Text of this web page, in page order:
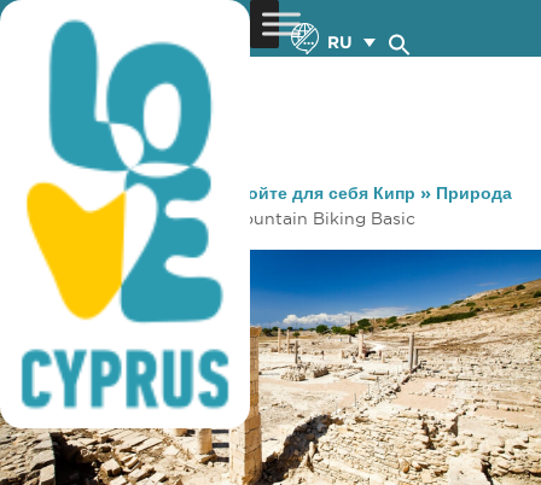
RU
You are here: Home »Откройте для себя Кипр » Природа
» Велоспорт Amathus Mountain Biking Basic